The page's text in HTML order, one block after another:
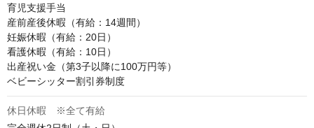
育児支援手当
産前産後休暇（有給：14週間）
妊娠休暇（有給：20日）
看護休暇（有給：10日）
出産祝い金（第3子以降に100万円等）
ベビーシッター割引券制度
休日休暇 ※全て有給